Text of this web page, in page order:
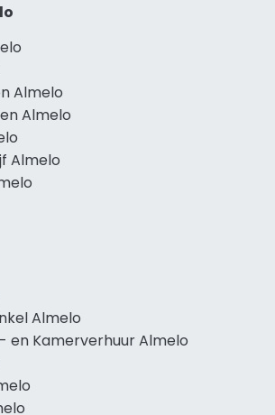
Almelo
Almelo
Almelo
Almelo
Kamerverhuur Almelo